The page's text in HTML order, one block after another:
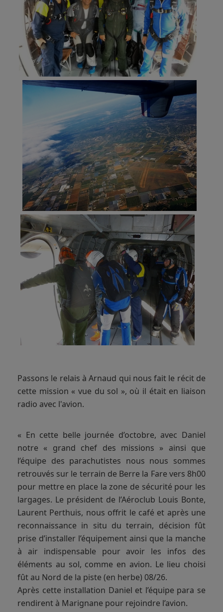
Passons le relais à Arnaud qui nous fait le récit de
cette mission « vue du sol », où il était en liaison
radio avec l'avion.
« En cette belle journée d’octobre, avec Daniel
notre « grand chef des missions » ainsi que
l’équipe des parachutistes nous nous sommes
retrouvés sur le terrain de Berre la Fare vers 8h00
pour mettre en place la zone de sécurité pour les
largages. Le président de l’Aéroclub Louis Bonte,
Laurent Perthuis, nous offrit le café et après une
reconnaissance in situ du terrain, décision fût
prise d’installer l’équipement ainsi que la manche
à air indispensable pour avoir les infos des
éléments au sol, comme en avion. Le lieu choisi
fût au Nord de la piste (en herbe) 08/26.
Après cette installation Daniel et l’équipe para se
rendirent à Marignane pour rejoindre l’avion.